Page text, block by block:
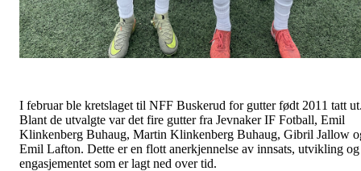
I februar ble kretslaget til NFF Buskerud for gutter født 2011 tatt
Blant de utvalgte var det fire gutter fra Jevnaker IF Fotball, Emil
Klinkenberg Buhaug, Martin Klinkenberg Buhaug, Gibril Jallow
Emil Lafton. Dette er en flott anerkjennelse av innsats, utvikling og
engasjementet som er lagt ned over tid.